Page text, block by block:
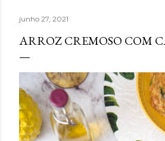
junho 27, 2021
ARROZ CREMOSO COM